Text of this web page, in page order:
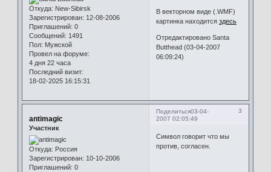
Откуда: New-Sibirsk
Зарегистрирован: 12-08-2006
Приглашений: 0
Сообщений: 1491
Пол: Мужской
Провел на форуме:
4 дня 22 часа
Последний визит:
18-02-2025 16:15:31
В векторном виде (.WMF)
картинка находится здесь
Отредактировано Santa
Butthead (03-04-2007
06:09:24)
Поделиться 3
03-04-
2007 02:05:49
antimagic
Участник
Откуда: Россия
Зарегистрирован: 10-10-2006
Приглашений: 0
Символ говорит что мы
против, согласен.